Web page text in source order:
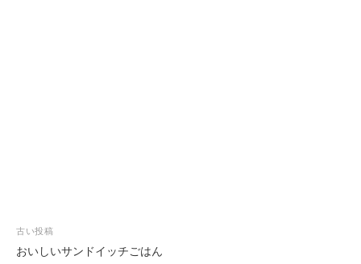
投
稿
古い投稿
おいしいサンドイッチごはん